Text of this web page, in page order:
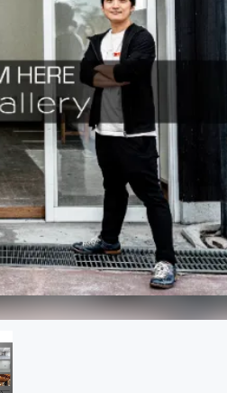
書籍・雑誌出版
ャレンジ
CAMPFIRE for Social Good
CAMPFIREふるさと納税